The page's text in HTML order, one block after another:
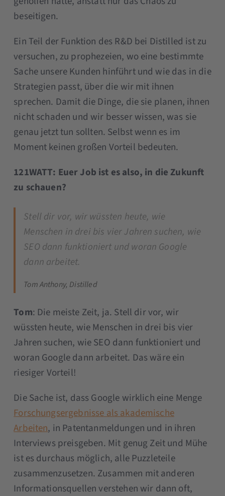
beseitigen.
Ein Teil der Funktion des R&D bei Distilled ist zu
versuchen, zu prophezeien, wo eine bestimmte
Sache unsere Kunden hinführt und wie das in die
Strategien passt, über die wir mit ihnen
sprechen. Damit die Dinge, die sie planen, ihnen
nicht schaden und wir besser wissen, was sie
genau jetzt tun sollten. Selbst wenn es im
Moment keinen großen Vorteil bedeuten.
121WATT: Euer Job ist es also, in die Zukunft
zu schauen?
Stell dir vor, wir wüssten heute, wie
Menschen in drei bis vier Jahren suchen, wie
SEO dann funktioniert und woran Google
dann arbeitet.
Tom Anthony, Distilled
Tom: Die meiste Zeit, ja. Stell dir vor, wir
wüssten heute, wie Menschen in drei bis vier
Jahren suchen, wie SEO dann funktioniert und
woran Google dann arbeitet. Das wäre ein
riesiger Vorteil!
Die Sache ist, dass Google wirklich eine Menge
Forschungsergebnisse als akademische
Arbeiten, in Patentanmeldungen und in ihren
Interviews preisgeben. Mit genug Zeit und Mühe
ist es durchaus möglich, alle Puzzleteile
zusammenzusetzen. Zusammen mit anderen
Informationsquellen verstehen wir dann oft,